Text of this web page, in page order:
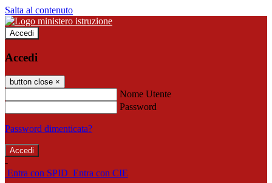
Salta al contenuto
Accedi
Accedi
button close ×
Nome Utente
Password
Password dimenticata?
-
Entra con SPID Entra con CIE